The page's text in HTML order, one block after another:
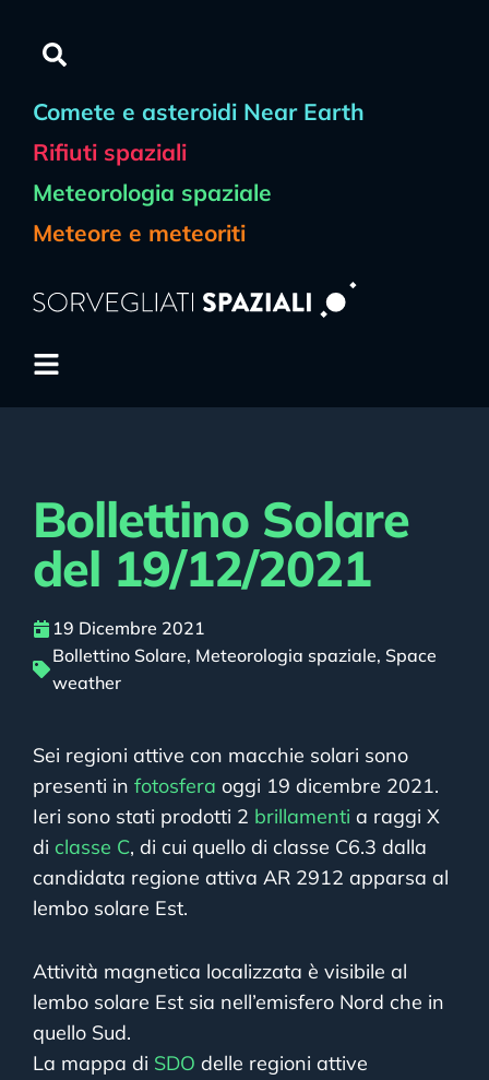
Comete e asteroidi Near Earth
Rifiuti spaziali
Meteorologia spaziale
Meteore e meteoriti
Bollettino Solare
del 19/12/2021
19 Dicembre 2021
Bollettino Solare, Meteorologia spaziale, Space
weather
Sei regioni attive con macchie solari sono
presenti in fotosfera oggi 19 dicembre 2021.
Ieri sono stati prodotti 2 brillamenti a raggi X
di classe C, di cui quello di classe C6.3 dalla
candidata regione attiva AR 2912 apparsa al
lembo solare Est.
Attività magnetica localizzata è visibile al
lembo solare Est sia nell’emisfero Nord che in
quello Sud.
La mappa di SDO delle regioni attive